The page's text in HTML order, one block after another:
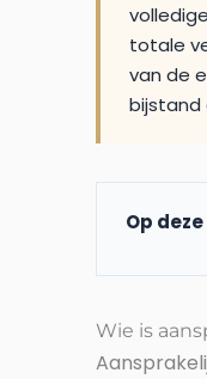
totale
van de
bijstand
Op
Wie is